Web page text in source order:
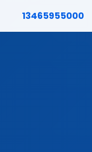
13465955000